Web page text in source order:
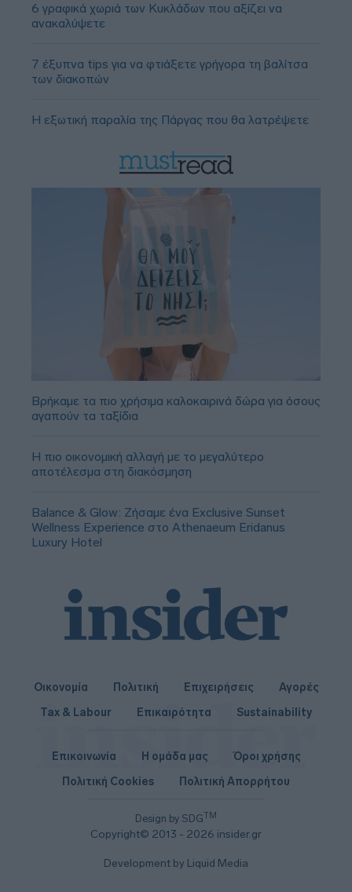
6 γραφικά χωριά των Κυκλάδων που αξίζει να
ανακαλύψετε
7 έξυπνα tips για να φτιάξετε γρήγορα τη βαλίτσα
των διακοπών
Η εξωτική παραλία της Πάργας που θα λατρέψετε
Βρήκαμε τα πιο χρήσιμα καλοκαιρινά δώρα για όσους
αγαπούν τα ταξίδια
Η πιο οικονομική αλλαγή με το μεγαλύτερο
αποτέλεσμα στη διακόσμηση
Balance & Glow: Ζήσαμε ένα Exclusive Sunset
Wellness Experience στο Athenaeum Eridanus
Luxury Hotel
Οικονομία Πολιτική Επιχειρήσεις
Αγορές
Tax & Labour
Επικαιρότητα Sustainability
Design by SDGTM
Copyright© 2013 - 2026 insider.gr
Επικοινωνία Η ομάδα μας
Όροι χρήσης
Πολιτική Cookies
Πολιτική Απορρήτου
Development by Liquid Media